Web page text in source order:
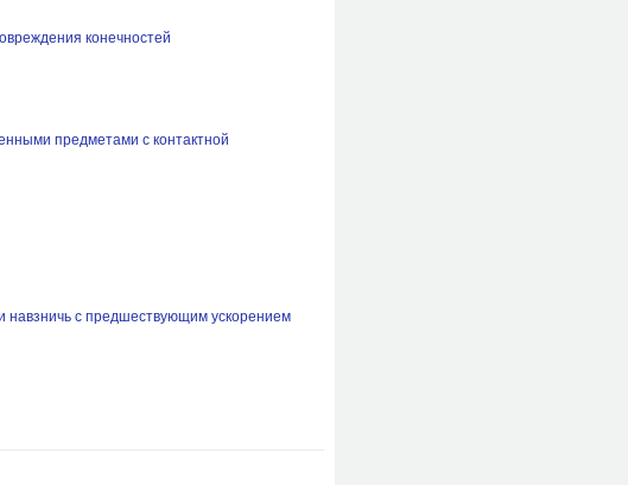
конечностей
предметами с контактной
навзничь с предшествующим ускорением